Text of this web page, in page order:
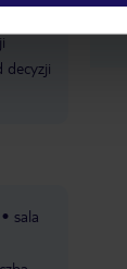
decyzji
sala